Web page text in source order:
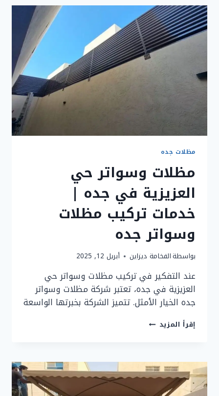
جده
|
شركة
تركيب
مظلات
جده
مظلات جده
مظلات وسواتر حي
العزيزية في جده |
خدمات تركيب مظلات
وسواتر جده
بواسطةالفخامة ديزاين أبريل 12, 2025
عند التفكير في تركيب مظلات وسواتر حي
العزيزية في جده، تعتبر شركة مظلات وسواتر
جده الخيار الأمثل. تتميز الشركة بخبرتها الواسعة
إقرأ المزيد مظلات
في
جده